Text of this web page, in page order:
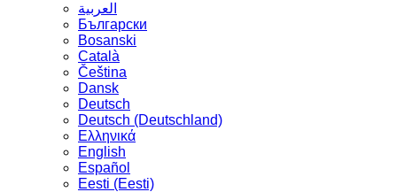
العربية
Български
Bosanski
Сatalà
Čeština
Dansk
Deutsch
Deutsch (Deutschland)
Ελληνικά
English
Español
Eesti (Eesti)